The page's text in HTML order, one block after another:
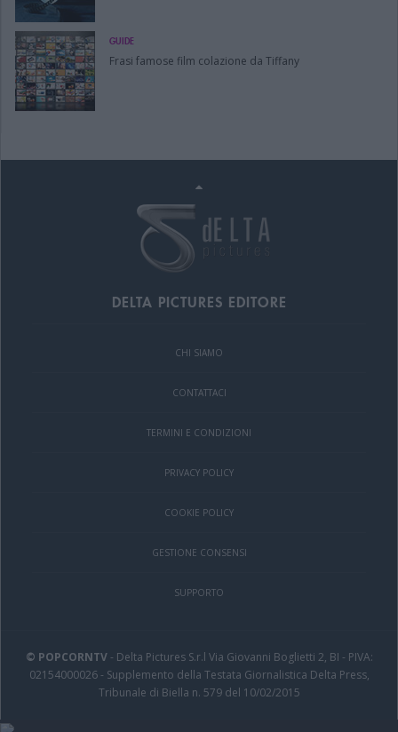
GUIDE
Frasi famose film colazione da Tiffany
DELTA PICTURES EDITORE
CHI SIAMO
CONTATTACI
TERMINI E CONDIZIONI
PRIVACY POLICY
COOKIE POLICY
GESTIONE CONSENSI
SUPPORTO
© POPCORNTV- Delta Pictures S.r.l Via Giovanni Boglietti 2, BI - PIVA:
02154000026 - Supplemento della Testata Giornalistica Delta Press,
Tribunale di Biella n. 579 del 10/02/2015